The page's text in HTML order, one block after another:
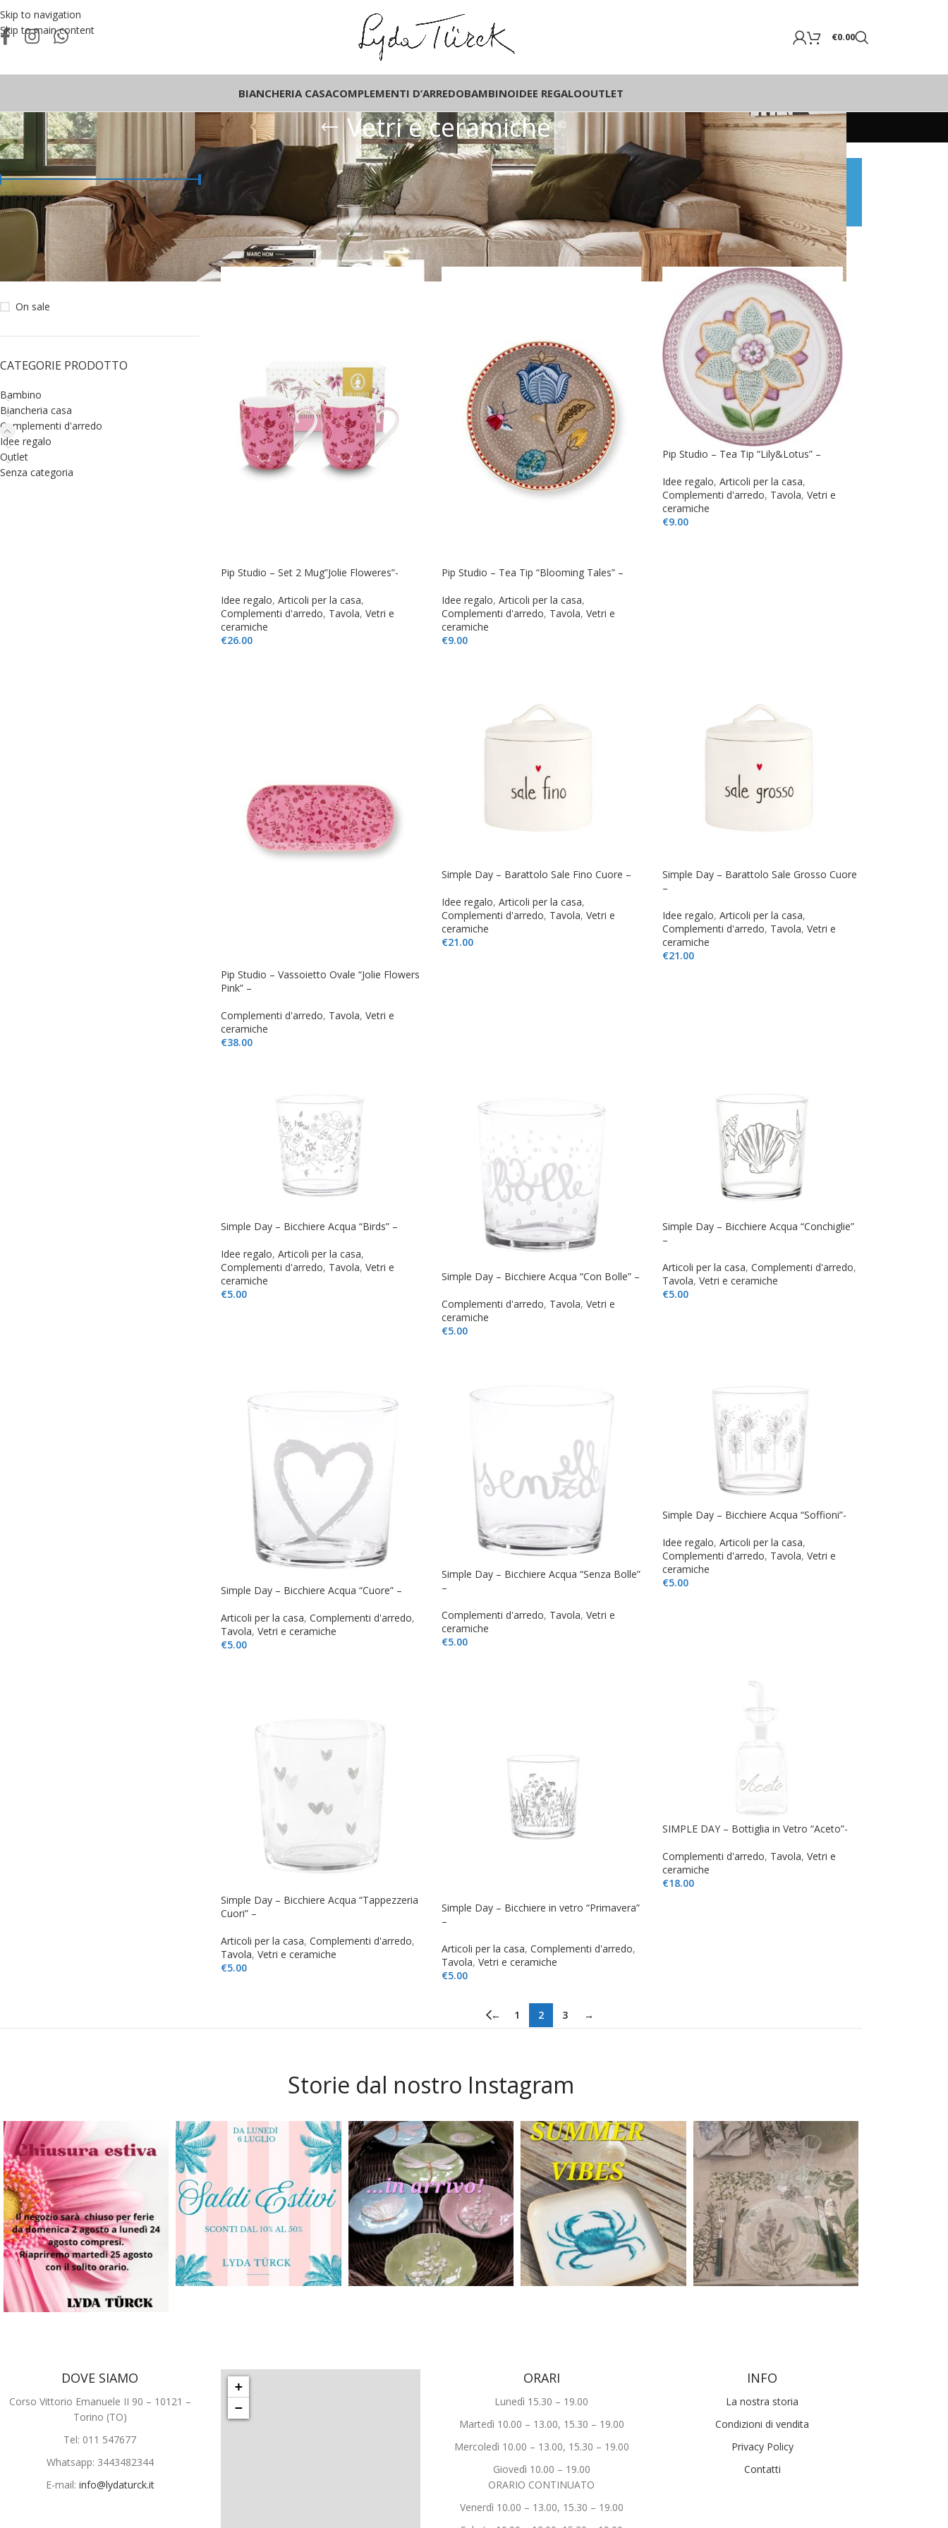
Skip to navigation
Skip to main content
€0.00
BIANCHERIA CASACOMPLEMENTI D’ARREDOBAMBINOIDEE REGALOOUTLET
Vetri e ceramiche
FILTRA PER PREZZO
FILTRA
Prezzo: €0— €60
SCEGLI PER
On sale
CATEGORIE PRODOTTO
Bambino
Biancheria casa
Complementi d'arredo
Idee regalo
Outlet
Senza categoria
Home/Complementi d'arredo / Vetri e ceramiche/Pagina 2
Il Negozio on-line sarà chiuso dal 01.8.26 al 24.8.26 compresi.
Show 9 12 18 24
Pip Studio – Set 2 Mug”Jolie Floweres”-
Idee regalo, Articoli per la casa,
Complementi d'arredo, Tavola, Vetri e
ceramiche
€26.00
Pip Studio – Tea Tip “Blooming Tales” –
Idee regalo, Articoli per la casa,
Complementi d'arredo, Tavola, Vetri e
ceramiche
€9.00
Pip Studio – Tea Tip “Lily&Lotus” –
Idee regalo, Articoli per la casa,
Complementi d'arredo, Tavola, Vetri e
ceramiche
€9.00
Pip Studio – Vassoietto Ovale “Jolie Flowers
Pink” –
Complementi d'arredo, Tavola, Vetri e
ceramiche
€38.00
Simple Day – Barattolo Sale Fino Cuore –
Idee regalo, Articoli per la casa,
Complementi d'arredo, Tavola, Vetri e
ceramiche
€21.00
Simple Day – Barattolo Sale Grosso Cuore
–
Idee regalo, Articoli per la casa,
Complementi d'arredo, Tavola, Vetri e
ceramiche
€21.00
Simple Day – Bicchiere Acqua “Birds” –
Idee regalo, Articoli per la casa,
Complementi d'arredo, Tavola, Vetri e
ceramiche
€5.00
Simple Day – Bicchiere Acqua “Con Bolle” –
Complementi d'arredo, Tavola, Vetri e
ceramiche
€5.00
Simple Day – Bicchiere Acqua “Conchiglie”
–
Articoli per la casa, Complementi d'arredo,
Tavola, Vetri e ceramiche
€5.00
Simple Day – Bicchiere Acqua “Cuore” –
Articoli per la casa, Complementi d'arredo,
Tavola, Vetri e ceramiche
€5.00
Simple Day – Bicchiere Acqua “Senza Bolle”
–
Complementi d'arredo, Tavola, Vetri e
ceramiche
€5.00
Simple Day – Bicchiere Acqua “Soffioni”-
Idee regalo, Articoli per la casa,
Complementi d'arredo, Tavola, Vetri e
ceramiche
€5.00
Simple Day – Bicchiere Acqua “Tappezzeria
Cuori” –
Articoli per la casa, Complementi d'arredo,
Tavola, Vetri e ceramiche
€5.00
Simple Day – Bicchiere in vetro “Primavera”
–
Articoli per la casa, Complementi d'arredo,
Tavola, Vetri e ceramiche
€5.00
SIMPLE DAY – Bottiglia in Vetro “Aceto”-
Complementi d'arredo, Tavola, Vetri e
ceramiche
€18.00
← 1 2 3 →
Storie dal nostro Instagram
DOVE SIAMO
Corso Vittorio Emanuele II 90 – 10121 –
Torino (TO)
Tel: 011 547677
Whatsapp: 3443482344
E-mail: info@lydaturck.it
+
−
ORARI
Lunedì 15.30 – 19.00
Martedì 10.00 – 13.00, 15.30 – 19.00
Mercoledì 10.00 – 13.00, 15.30 – 19.00
Giovedì 10.00 – 19.00
ORARIO CONTINUATO
Venerdì 10.00 – 13.00, 15.30 – 19.00
INFO
La nostra storia
Condizioni di vendita
Privacy Policy
Contatti